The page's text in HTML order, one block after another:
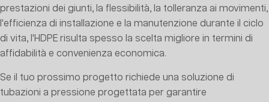
prestazioni dei giunti, la flessibilità, la tolleranza ai movimenti,
l'efficienza di installazione e la manutenzione durante il ciclo
di vita, l'HDPE risulta spesso la scelta migliore in termini di
affidabilità e convenienza economica.
Se il tuo prossimo progetto richiede una soluzione di
tubazioni a pressione progettata per garantire